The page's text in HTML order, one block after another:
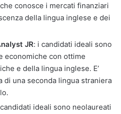
conosce i mercati finanziari
della lingua inglese e dei
JR: i candidati ideali sono
economiche con ottime
e della lingua inglese. E’
di una seconda lingua straniera
ideali sono neolaureati